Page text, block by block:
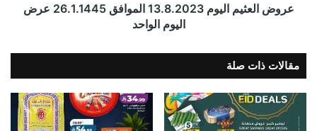
عروض العثيم اليوم 13.8.2023 الموافق 26.1.1445 عرض
اليوم الواحد
مقالات ذات صلة